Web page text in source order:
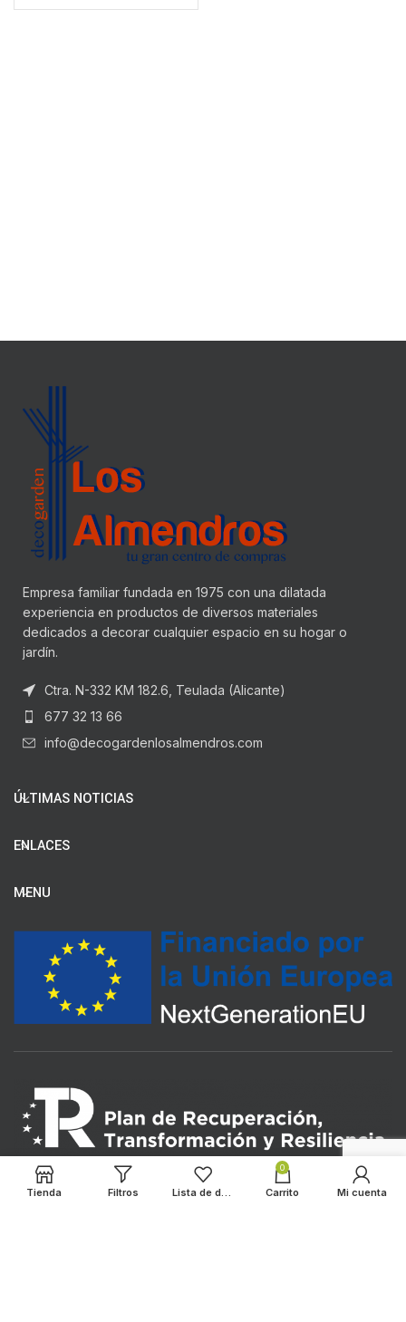
Empresa familiar fundada en 1975 con una dilatada
experiencia en productos de diversos materiales
dedicados a decorar cualquier espacio en su hogar o
jardín.
Ctra. N-332 KM 182.6, Teulada (Alicante)
677 32 13 66
info@decogardenlosalmendros.com
ÚLTIMAS NOTICIAS
ENLACES
MENU
Tienda Filtros Lista de deseos
0
Carrito Mi cuenta